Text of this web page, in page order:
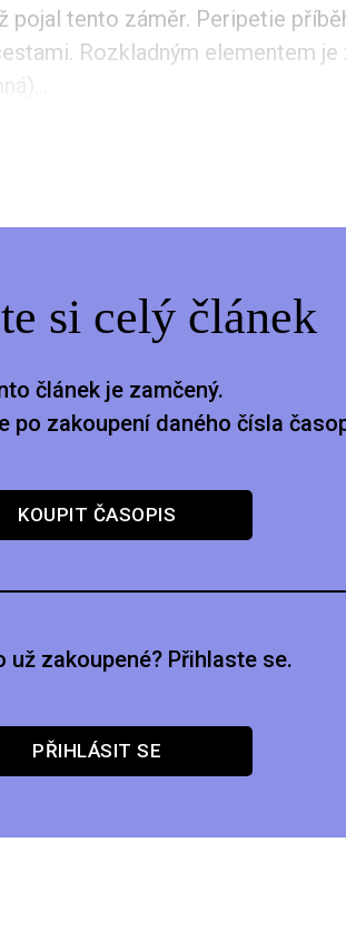
pojal tento záměr. Peripetie
Rozkladným elementem
si celý článek
článek je zamčený.
po zakoupení daného čísla
KOUPIT ČASOPIS
už zakoupené? Přihlaste se.
PŘIHLÁSIT SE